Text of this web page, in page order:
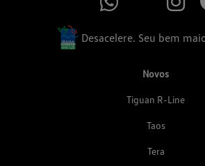
Desacelere. Seu bem
Novos
Tiguan R-Line
Taos
Tera